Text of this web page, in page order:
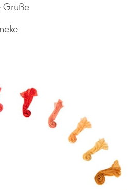
Grüße